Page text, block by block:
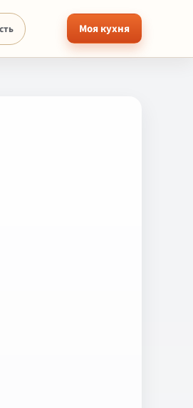
Моя кухня